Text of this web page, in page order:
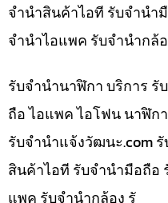
จำนำสินค้าไอที รับจำนำ
จำนำไอแพค รับจำนำกล้อ
รับจำนำนาฬิกา บริการ
ถือ ไอแพค ไอโฟน นาฬิก
รับจํานําแจ้งวัฒนะ.com
สินค้าไอที รับจำนำมือถือ
แพค รับจำนำกล้อง รั